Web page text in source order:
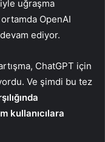
uğraşma
OpenAI
ediyor.
ChatGPT için
Ve şimdi bu tez
kullanıcılara